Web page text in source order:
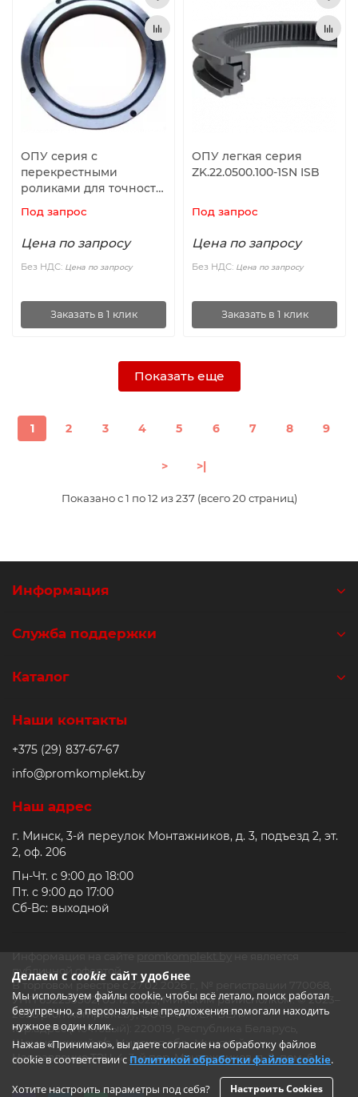
ОПУ серия с
перекрестными
роликами для точности
Под запрос
Цена по запросу
Без НДС: Цена по запросу
Заказать в 1 клик
ОПУ легкая серия
ZK.22.0500.100-1SN ISB
Под запрос
Цена по запросу
Без НДС: Цена по запросу
Заказать в 1 клик
Показать еще
1 2 3 4 5 6 7 8 9
> >|
Показано с 1 по 12 из 237 (всего 20 страниц)
Делаем с cookie сайт удобнее
Мы используем файлы cookie, чтобы всё летало, поиск работал
безупречно, а персональные предложения помогали находить
нужное в один клик.
Нажав «Принимаю», вы даете согласие на обработку файлов
cookie в соответствии с Политикой обработки файлов cookie.
Хотите настроить параметры под себя? Настроить Cookies
Информация
Служба поддержки
Каталог
Наши контакты
+375 (29) 837-67-67
info@promkomplekt.by
Наш адрес
г. Минск, 3-й переулок Монтажников, д. 3, подъезд 2, эт.
2, оф. 206
Пн-Чт. с 9:00 до 18:00
Пт. с 9:00 до 17:00
Сб-Вс: выходной
Информация на сайте promkomplekt.by не является
публичной офертой.
В торговом реестре с 27.02.2026 г., № регистрации 770068,
УНП 692235502, 05.12.2023, Минским райисполком. © 2023–
2026 promkomplekt.by, ООО «СМТЕХ-БЕЛ».
Юр.адрес (Почтовый): 220019, Республика Беларусь,
Щомыслицкий с/с, Минская обл., Минский р-н,
Направление ТЭЦ-4, 3-й пер. Монтажников, д. 3, пом. 6